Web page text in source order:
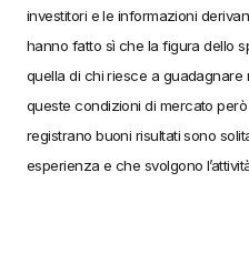
investitori e le informazioni
hanno fatto sì che la figura dello
quella di chi riesce a guadagnare
queste condizioni di mercato
registrano buoni risultati sono
esperienza e che svolgono